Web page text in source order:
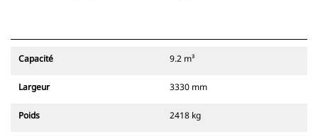
Capacité 9.2 m³
Largeur 3330 mm
Poids 2418 kg